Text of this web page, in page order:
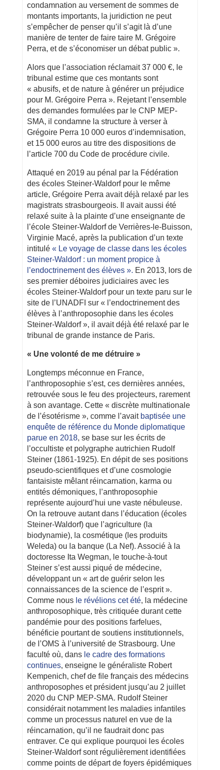
condamnation au versement de sommes de
montants importants, la juridiction ne peut
s’empêcher de penser qu’il s’agit là d’une
manière de tenter de faire taire M. Grégoire
Perra, et de s’économiser un débat public ».
Alors que l’association réclamait 37 000 €, le
tribunal estime que ces montants sont
« abusifs, et de nature à générer un préjudice
pour M. Grégoire Perra ». Rejetant l’ensemble
des demandes formulées par le CNP MEP-
SMA, il condamne la structure à verser à
Grégoire Perra 10 000 euros d’indemnisation,
et 15 000 euros au titre des dispositions de
l’article 700 du Code de procédure civile.
Attaqué en 2019 au pénal par la Fédération
des écoles Steiner-Waldorf pour le même
article, Grégoire Perra avait déjà relaxé par les
magistrats strasbourgeois. Il avait aussi été
relaxé suite à la plainte d’une enseignante de
l’école Steiner-Waldorf de Verrières-le-Buisson,
Virginie Macé, après la publication d’un texte
intitulé« Le voyage de classe dans les écoles
Steiner-Waldorf : un moment propice à
l’endoctrinement des élèves ». En 2013, lors de
ses premier déboires judiciaires avec les
écoles Steiner-Waldorf pour un texte paru sur le
site de l’UNADFI sur « l’endoctrinement des
élèves à l’anthroposophie dans les écoles
Steiner-Waldorf », il avait déjà été relaxé par le
tribunal de grande instance de Paris.
« Une volonté de me détruire »
Longtemps méconnue en France,
l’anthroposophie s’est, ces dernières années,
retrouvée sous le feu des projecteurs, rarement
à son avantage. Cette « discrète multinationale
de l’ésotérisme », comme l’avait baptisée une
enquête de référence du Monde diplomatique
parue en 2018, se base sur les écrits de
l’occultiste et polygraphe autrichien Rudolf
Steiner (1861-1925). En dépit de ses positions
pseudo-scientifiques et d’une cosmologie
fantaisiste mêlant réincarnation, karma ou
entités démoniques, l’anthroposophie
représente aujourd’hui une vaste nébuleuse.
On la retrouve autant dans l’éducation (écoles
Steiner-Waldorf) que l’agriculture (la
biodynamie), la cosmétique (les produits
Weleda) ou la banque (La Nef). Associé à la
doctoresse Ita Wegman, le touche-à-tout
Steiner s’est aussi piqué de médecine,
développant un « art de guérir selon les
connaissances de la science de l’esprit ».
Comme nous le révélions cet été, la médecine
anthroposophique, très critiquée durant cette
pandémie pour des positions farfelues,
bénéficie pourtant de soutiens institutionnels,
de l’OMS à l’université de Strasbourg. Une
faculté où, dans le cadre des formations
continues, enseigne le généraliste Robert
Kempenich, chef de file français des médecins
anthroposophes et président jusqu’au 2 juillet
2020 du CNP MEP-SMA. Rudolf Steiner
considérait notamment les maladies infantiles
comme un processus naturel en vue de la
réincarnation, qu’il ne faudrait donc pas
entraver. Ce qui explique pourquoi les écoles
Steiner-Waldorf sont régulièrement identifiées
comme points de départ de foyers épidémiques